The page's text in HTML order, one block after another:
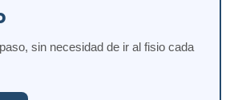
sin necesidad de ir al fisio cada